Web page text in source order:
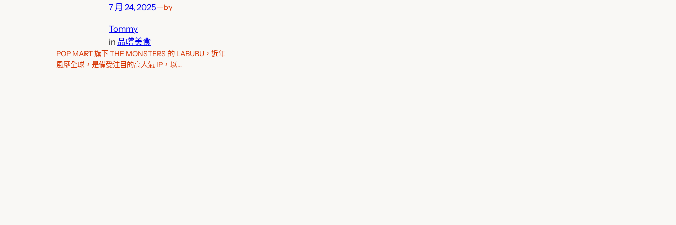
7 月 24, 2025—by
Tommy
in 品嚐美食
POP MART 旗下 THE MONSTERS 的 LABUBU，近年
風靡全球，是備受注目的高人氣 IP，以…